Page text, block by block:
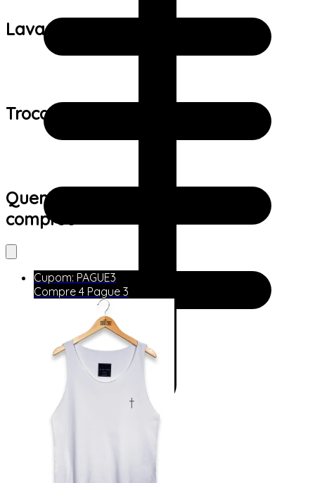
Lavagem:
Trocas e devoluções:
Quem viu este produto também
comprou